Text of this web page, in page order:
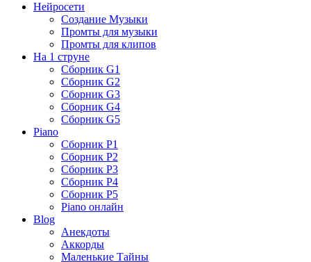
Нейросети
Создание Музыки
Промты для музыки
Промты для клипов
На 1 струне
Сборник G1
Сборник G2
Сборник G3
Сборник G4
Сборник G5
Piano
Сборник P1
Сборник P2
Сборник P3
Сборник P4
Сборник P5
Piano онлайн
Blog
Анекдоты
Аккорды
Маленькие Тайны